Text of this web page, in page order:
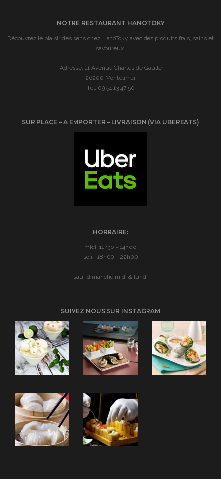
NOTRE RESTAURANT HANOTOKY
Découvrez le plaisir des sens chez HanoToky avec des produits frais, sains et
savoureux.
Adresse: 11 Avenue Charles de Gaulle
26200 Montélimar
Tel: 09 54 13 47 50
SUR PLACE – A EMPORTER – LIVRAISON (VIA UBEREATS)
HORRAIRE:
midi: 11h30 - 14h00
soir : 18h00 - 22h00
sauf dimanche midi & lundi
SUIVEZ NOUS SUR INSTAGRAM